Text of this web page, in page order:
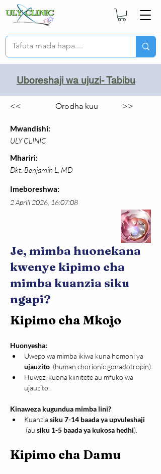
Uboreshaji wa ujuzi- Tabibu
<< Orodha kuu >>
Mwandishi:
ULY CLINIC
Mhariri:
Dkt. Benjamin L, MD
Imeboreshwa:
2 Aprili 2026, 16:07:08
Je, mimba huonekana
kwenye kipimo cha
mimba kuanzia siku
ngapi?
Kipimo cha Mkojo
Huonyesha:
Uwepo wa mimba ikiwa kuna homoni ya
ujauzito (human chorionic gonadotropin).
Huwezi kuona kiinitete au mfuko wa
ujauzito.
Kinaweza kugundua mimba lini?
Kuanzia siku 7-14 baada ya upvuleshaji
(au siku 1-5 baada ya kukosa hedhi).
Kipimo cha Damu